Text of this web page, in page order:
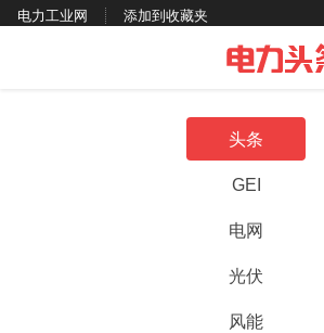
电力工业网 添加到收藏夹
头条
GEI
电网
光伏
风能